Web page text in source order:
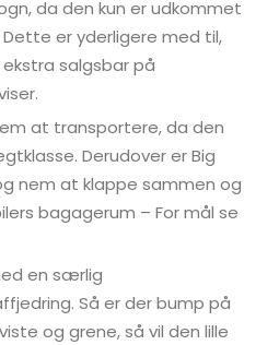
da den kun er udkommet
er yderligere med til,
salgsbar på
at transportere, da den
Derudover er Big
nem at klappe sammen og
bagagerum – For mål se
en særlig
Så er der bump på
og grene, så vil den lille